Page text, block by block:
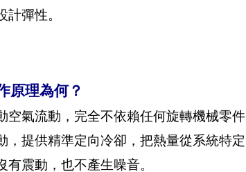
彈性。
原理為何？
空氣流動，完全不依賴任何旋轉機械零
，提供精準定向冷卻，把熱量從系統特
震動，也不產生噪音。